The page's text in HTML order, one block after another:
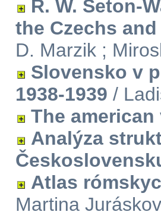
R. W. Seton-
the Czechs
D. Marzik ;
Slovensko v
1938-1939 /
The
Analýza
Atlas
Martina